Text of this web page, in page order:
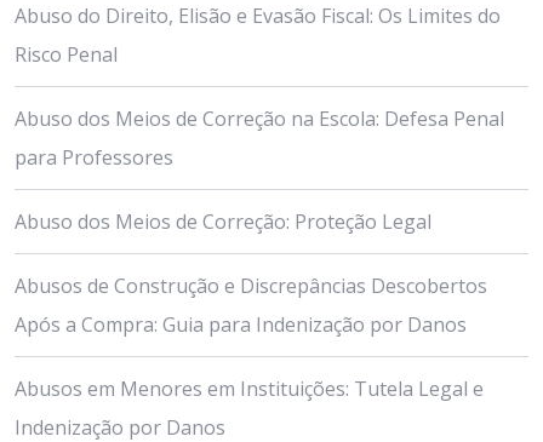
Abuso do Direito, Elisão e Evasão Fiscal: Os Limites do
Risco Penal
Abuso dos Meios de Correção na Escola: Defesa Penal
para Professores
Abuso dos Meios de Correção: Proteção Legal
Abusos de Construção e Discrepâncias Descobertos
Após a Compra: Guia para Indenização por Danos
Abusos em Menores em Instituições: Tutela Legal e
Indenização por Danos